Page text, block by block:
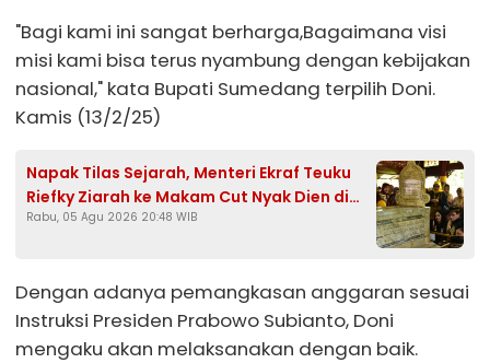
"Bagi kami ini sangat berharga,Bagaimana visi
misi kami bisa terus nyambung dengan kebijakan
nasional," kata Bupati Sumedang terpilih Doni.
Kamis (13/2/25)
Napak Tilas Sejarah, Menteri Ekraf Teuku
Riefky Ziarah ke Makam Cut Nyak Dien di
Sumedang
Rabu, 05 Agu 2026 20:48 WIB
Dengan adanya pemangkasan anggaran sesuai
Instruksi Presiden Prabowo Subianto, Doni
mengaku akan melaksanakan dengan baik.